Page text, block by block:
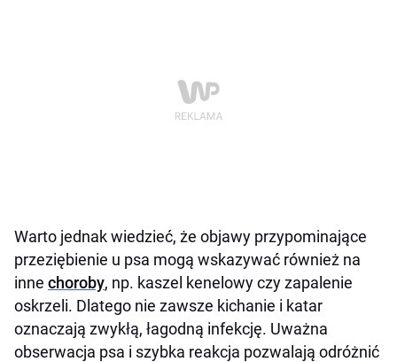
Warto jednak wiedzieć, że objawy przypominające
przeziębienie u psa mogą wskazywać również na
inne choroby, np. kaszel kenelowy czy zapalenie
oskrzeli. Dlatego nie zawsze kichanie i katar
oznaczają zwykłą, łagodną infekcję. Uważna
obserwacja psa i szybka reakcja pozwalają odróżnić